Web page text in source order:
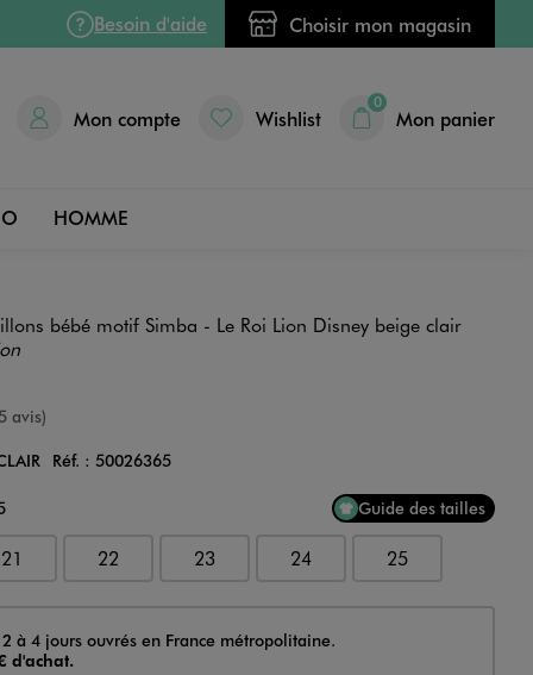
Besoin d'aide Choisir mon magasin
Mon compte Wishlist
0
Mon panier
HOMME
bébé motif Simba - Le Roi Lion Disney beige clair
avis)
Réf. : 50026365
Guide des tailles
21 22 23 24 25
à 4 jours ouvrés en France métropolitaine.
d'achat.